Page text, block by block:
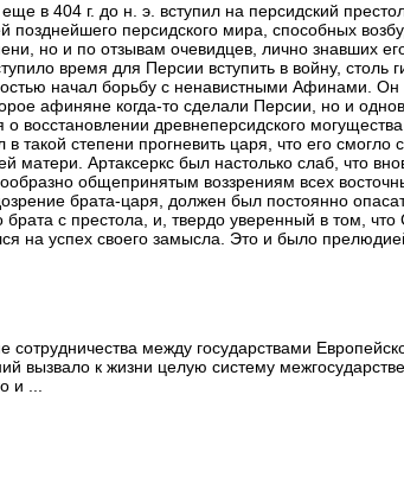
в 404 г. до н. э. вступил на персидский
позднейшего персидского мира, способных
но и по отзывам очевидцев, лично знавших
время для Персии вступить в войну, столь
начал борьбу с ненавистными Афинами. Он
афиняне когда-то сделали Персии, но и
восстановлении древнеперсидского
такой степени прогневить царя, что его
матери. Артаксеркс был настолько слаб, что
общепринятым воззрениям всех
брата-царя, должен был постоянно
брата с престола, и, твердо уверенный в том,
на успех своего замысла. Это и было
сотрудничества между государствами
вызвало к жизни целую систему
и ...